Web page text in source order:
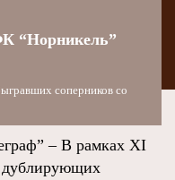
“Норникель”
соперников со
– В рамках XI
дублирующих